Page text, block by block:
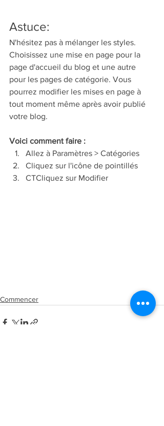
Astuce:
N'hésitez pas à mélanger les styles.
Choisissez une mise en page pour la
page d'accueil du blog et une autre
pour les pages de catégorie. Vous
pourrez modifier les mises en page à
tout moment même après avoir publié
votre blog.
Voici comment faire :
Allez à Paramètres > Catégories
Cliquez sur l'icône de pointillés
CTCliquez sur Modifier
Commencer